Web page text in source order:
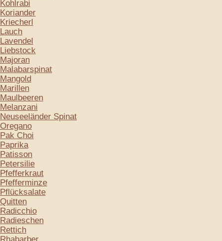
Kohlrabi
Koriander
Kriecherl
Lauch
Lavendel
Liebstock
Majoran
Malabarspinat
Mangold
Marillen
Maulbeeren
Melanzani
Neuseeländer Spinat
Oregano
Pak Choi
Paprika
Patisson
Petersilie
Pfefferkraut
Pfefferminze
Pflücksalate
Quitten
Radicchio
Radieschen
Rettich
Rhabarber